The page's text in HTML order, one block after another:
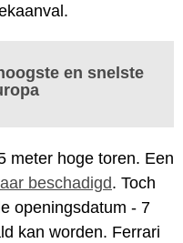
en snelste
meter hoge toren. Een
beschadigd. Toch
openingsdatum - 7
kan worden. Ferrari